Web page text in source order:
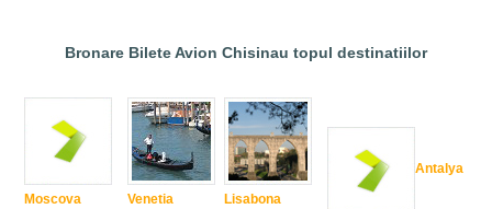
Bronare Bilete Avion Chisinau topul destinatiilor
Moscova Venetia Lisabona
Antalya